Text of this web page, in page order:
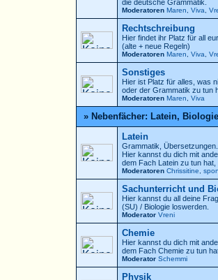
die deutsche Grammatik.
Moderatoren Maren Viva
Rechtschreibung
Hier findet ihr Platz für all
(alte + neue Regeln)
Moderatoren Maren Viva
Sonstiges
Hier ist Platz für alles, was
oder der Grammatik zu tun
Moderatoren Maren Viva
» Nebenfächer: Latein,
Latein
Grammatik,
Hier kannst du dich mit
dem Fach Latein zu tun
Moderatoren Chrissitine
Sachunterricht und
Hier kannst du all deine
(SU) / Biologie loswerden.
Moderator Vreni
Chemie
Hier kannst du dich mit
dem Fach Chemie zu tun
Moderator Schemmi
Physik